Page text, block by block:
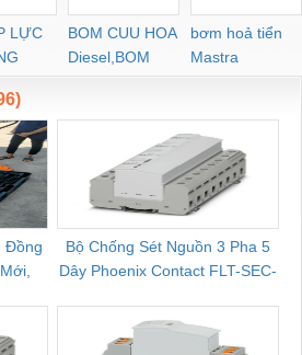
LỰC
BOM CUU HOA
Diesel,BOM
CHUA CHAY
bơm hoả tiển
Mastra
Đồng
Bộ Chống Sét Nguồn 3 Pha 5
Dây Phoenix Contact FLT-SEC-